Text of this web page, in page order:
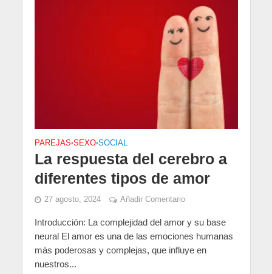
PAREJAS•SEXO•SOCIAL
La respuesta del cerebro a
diferentes tipos de amor
27 agosto, 2024 Añadir Comentario
Introducción: La complejidad del amor y su base
neural El amor es una de las emociones humanas
más poderosas y complejas, que influye en
nuestros...